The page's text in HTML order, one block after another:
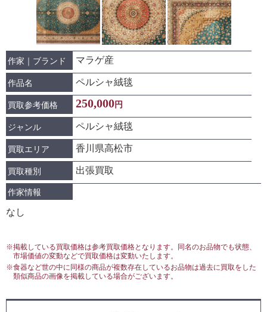
作家｜ブランド マラゲ産
作品名 ペルシャ絨毯
買取参考価格 250,000円
ジャンル ペルシャ絨毯
買取エリア 香川県高松市
買取種別 出張買取
作家情報
なし
※掲載している買取価格は参考買取価格となります。同名のお品物でも状態、
市場価値の変動などで買取価格は変動いたします。
※食器など世の中に同様の商品が複数存在しているお品物は過去に買取をした
類似商品の画像を掲載している場合がございます。